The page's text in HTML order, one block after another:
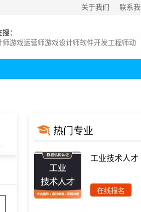
关于我们 联系我
：
师游戏运营师游戏设计师软件开发工程师动
热门专业
工业技术人才
在线报名